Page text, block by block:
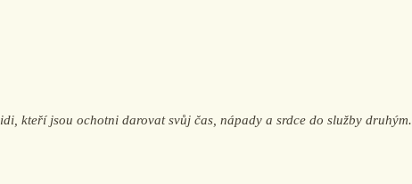
kteří jsou ochotni darovat svůj čas, nápady a srdce do služby druhým.